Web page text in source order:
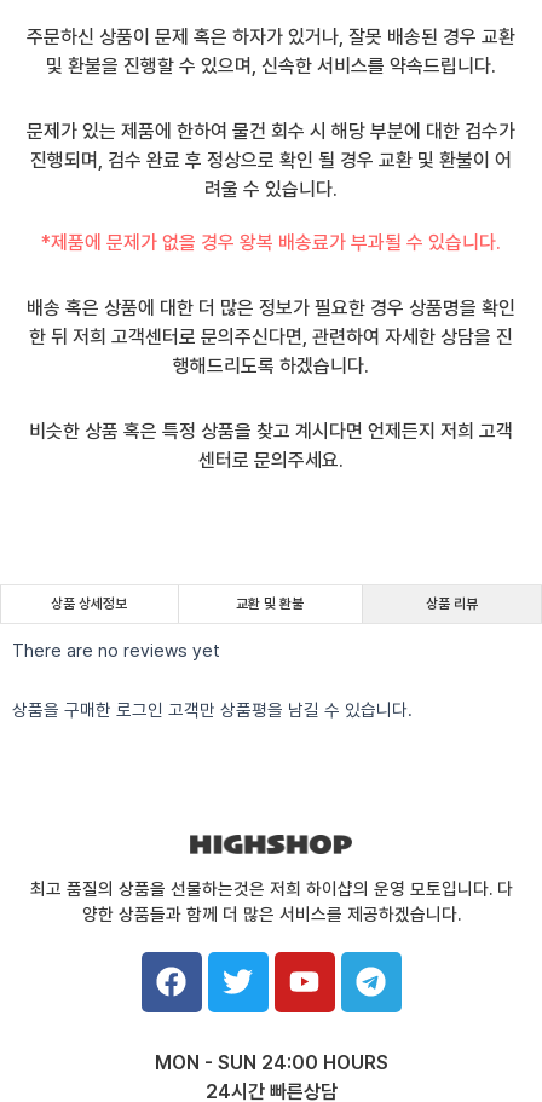
주문하신 상품이 문제 혹은 하자가 있거나, 잘못 배송된 경우 교환
및 환불을 진행할 수 있으며, 신속한 서비스를 약속드립니다.
문제가 있는 제품에 한하여 물건 회수 시 해당 부분에 대한 검수가
진행되며, 검수 완료 후 정상으로 확인 될 경우 교환 및 환불이 어
려울 수 있습니다.
*제품에 문제가 없을 경우 왕복 배송료가 부과될 수 있습니다.
배송 혹은 상품에 대한 더 많은 정보가 필요한 경우 상품명을 확인
한 뒤 저희 고객센터로 문의주신다면, 관련하여 자세한 상담을 진
행해드리도록 하겠습니다.
비슷한 상품 혹은 특정 상품을 찾고 계시다면 언제든지 저희 고객
센터로 문의주세요.
상품 상세정보 교환 및 환불 상품 리뷰
There are no reviews yet
상품을 구매한 로그인 고객만 상품평을 남길 수 있습니다.
최고 품질의 상품을 선물하는것은 저희 하이샵의 운영 모토입니다. 다
양한 상품들과 함께 더 많은 서비스를 제공하겠습니다.
F
a
c
b
T
w
i
t
Y
o
u
u
T
e
l
g
MON - SUN 24:00 HOURS
24시간 빠른상담